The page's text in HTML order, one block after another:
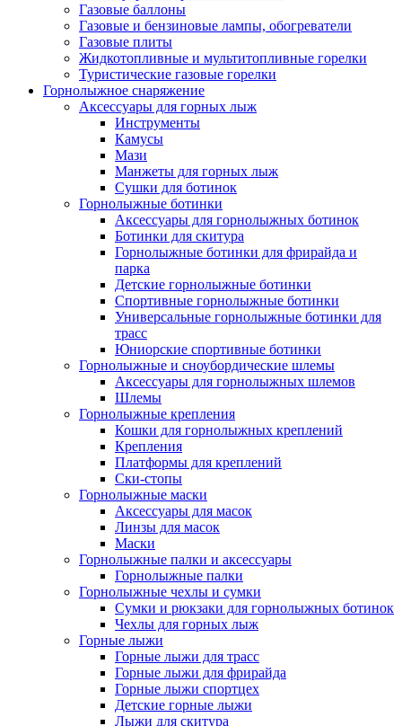
Газовые баллоны
Газовые и бензиновые лампы, обогреватели
Газовые плиты
Жидкотопливные и мультитопливные горелки
Туристические газовые горелки
Горнолыжное снаряжение
Аксессуары для горных лыж
Инструменты
Камусы
Мази
Манжеты для горных лыж
Сушки для ботинок
Горнолыжные ботинки
Аксессуары для горнолыжных ботинок
Ботинки для скитура
Горнолыжные ботинки для фрирайда и
парка
Детские горнолыжные ботинки
Спортивные горнолыжные ботинки
Универсальные горнолыжные ботинки для
трасс
Юниорские спортивные ботинки
Горнолыжные и сноубордические шлемы
Аксессуары для горнолыжных шлемов
Шлемы
Горнолыжные крепления
Кошки для горнолыжных креплений
Крепления
Платформы для креплений
Ски-стопы
Горнолыжные маски
Аксессуары для масок
Линзы для масок
Маски
Горнолыжные палки и аксессуары
Горнолыжные палки
Горнолыжные чехлы и сумки
Сумки и рюкзаки для горнолыжных ботинок
Чехлы для горных лыж
Горные лыжи
Горные лыжи для трасс
Горные лыжи для фрирайда
Горные лыжи спортцех
Детские горные лыжи
Лыжи для скитура